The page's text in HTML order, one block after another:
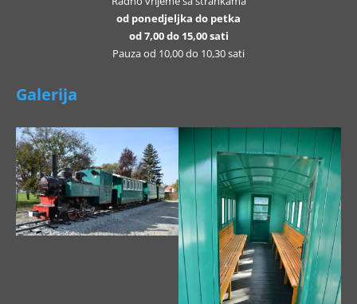
od ponedjeljka do petka
od 7,00 do 15,00 sati
Pauza od 10,00 do 10,30 sati
Galerija